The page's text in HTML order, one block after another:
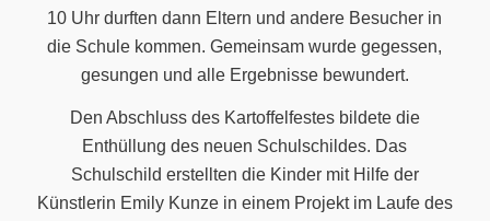
10 Uhr durften dann Eltern und andere Besucher in
die Schule kommen. Gemeinsam wurde gegessen,
gesungen und alle Ergebnisse bewundert.
Den Abschluss des Kartoffelfestes bildete die
Enthüllung des neuen Schulschildes. Das
Schulschild erstellten die Kinder mit Hilfe der
Künstlerin Emily Kunze in einem Projekt im Laufe des